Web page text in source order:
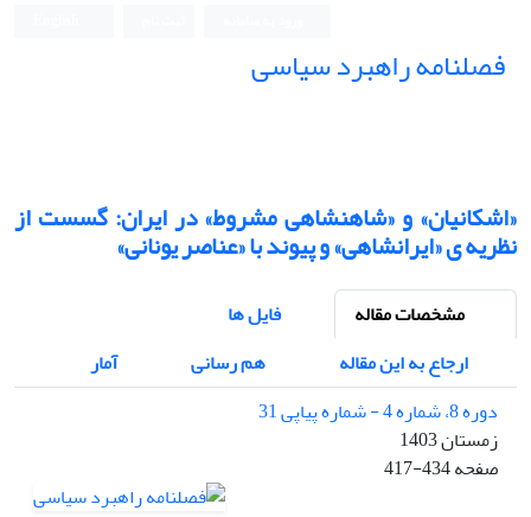
فصلنامه راهبرد سیاسی
«اشکانیان» و «شاهنشاهی مشروط» در ایران: گسست از
نظریه ی «ایرانشاهی» و پیوند با «عناصر یونانی»
مشخصات مقاله
فایل ها
ارجاع به این مقاله
هم رسانی
آمار
دوره 8، شماره 4 - شماره پیاپی 31
زمستان 1403
صفحه417-434